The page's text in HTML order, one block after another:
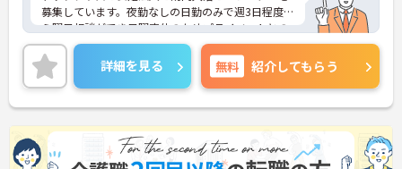
募集しています。夜勤なしの日勤のみで週3日程度か
ら曜日相談ができ日曜定休のためプライベートとの
両立が可能です。企業主導型保育施設の利用枠や母
父子育児手当があり子育て中の方も安心して働けま
す。土祝は時給が100円アップしお祝い金などの福
利厚生も充実しています。業務は看護職員を含む3名
体制で行うため安心して取り組むことができ運転免
許や資格を活かして活躍できます。髪色やネイルも
自由で自分らしく働ける風通しの良い社風です。過
去3年で400名以上の正社員登用実績（※2026年5月
詳細を見る 無料 紹介してもらう